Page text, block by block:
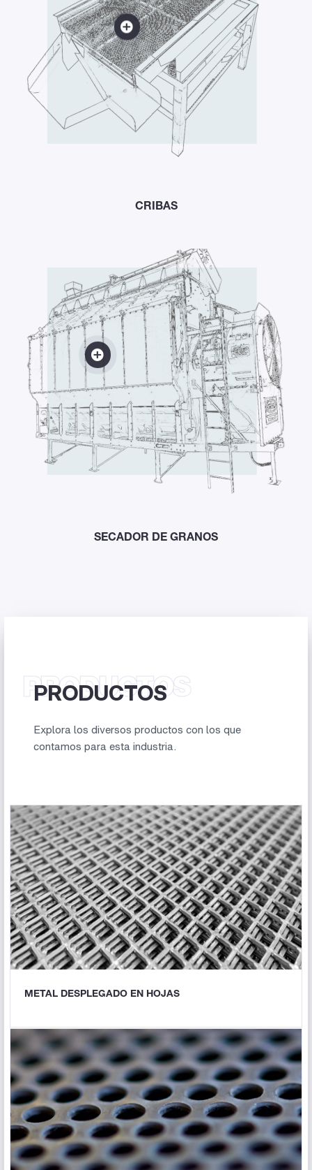
CRIBAS
SECADOR DE GRANOS
PRODUCTOS
PRODUCTOS
Explora los diversos productos con los que
contamos para esta industria.
METAL DESPLEGADO EN HOJAS